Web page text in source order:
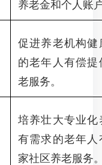
养老金和个人账
促进养老机构
的老年人有偿
老服务。
培养壮大专业
有需求的老年
家社区养老服务